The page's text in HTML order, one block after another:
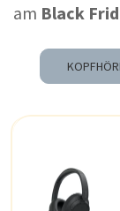
am Black